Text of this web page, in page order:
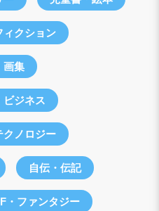
ィクション
画集
ビジネス
クノロジー
自伝・伝記
・ファンタジー